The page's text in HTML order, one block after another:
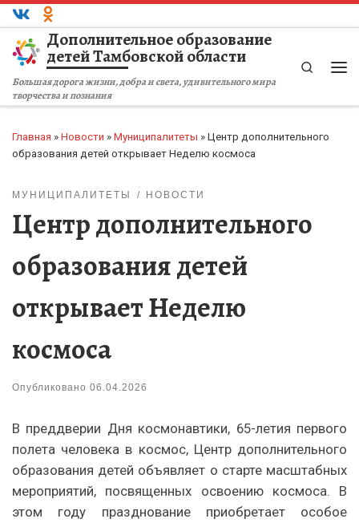
Перейти к содержимому
Дополнительное образование
детей Тамбовской области
Большая дорога жизни, добра и света, удивительного мира
творчества и познания
Search
Главная » Новости » Муниципалитеты » Центр дополнительного
образования детей открывает Неделю космоса
МУНИЦИПАЛИТЕТЫ НОВОСТИ
Центр дополнительного
образования детей
открывает Неделю
космоса
Опубликовано 06.04.2026
В преддверии Дня космонавтики, 65-летия первого
полета человека в космос, Центр дополнительного
образования детей объявляет о старте масштабных
мероприятий, посвященных освоению космоса. В
этом году празднование приобретает особое